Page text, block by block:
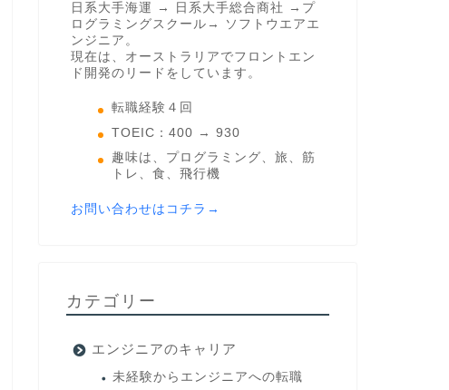
日系大手海運 → 日系大手総合商社 →プ
ログラミングスクール→ ソフトウエアエ
ンジニア。
現在は、オーストラリアでフロントエン
ド開発のリードをしています。
転職経験４回
TOEIC：400 → 930
趣味は、プログラミング、旅、筋
トレ、食、飛行機
お問い合わせはコチラ→
カテゴリー
エンジニアのキャリア
未経験からエンジニアへの転職